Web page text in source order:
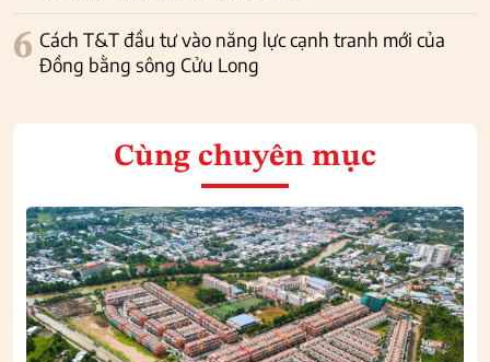
6 Cách T&T đầu tư vào năng lực cạnh tranh mới của
Đồng bằng sông Cửu Long
Cùng chuyên mục